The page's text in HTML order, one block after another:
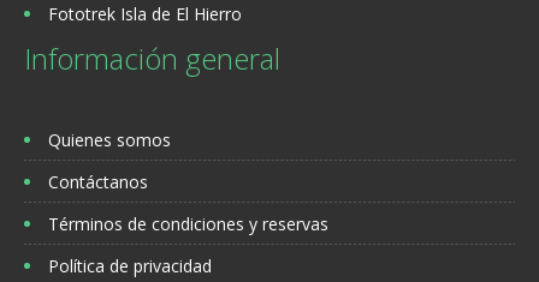
Fototrek Isla de El Hierro
Información general
Quienes somos
Contáctanos
Términos de condiciones y reservas
Política de privacidad